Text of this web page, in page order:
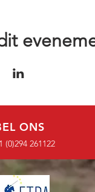
ONS
(0)294 261122